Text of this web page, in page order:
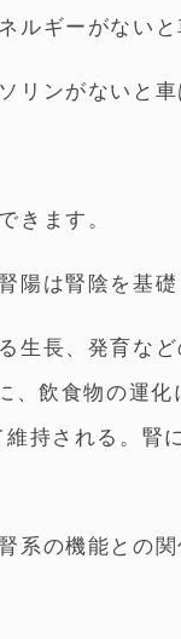
ルギーがないと
リンがないと車
きます。
陽は腎陰を基礎
生長、発育な
、飲食物の運
持される。腎
の機能との関